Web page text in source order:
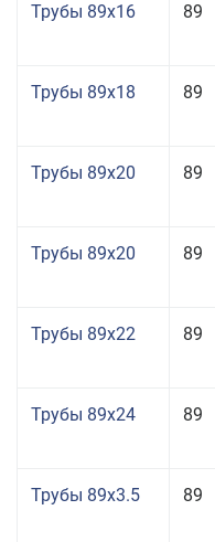
Трубы 89x16 89
Трубы 89x18 89
Трубы 89x20 89
Трубы 89x20 89
Трубы 89x22 89
Трубы 89x24 89
Трубы 89x3.5 89